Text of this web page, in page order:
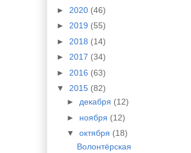
► 2020 (46)
► 2019 (55)
► 2018 (14)
► 2017 (34)
► 2016 (63)
▼ 2015 (82)
► декабря (12)
► ноября (12)
▼ октября (18)
Волонтёрская